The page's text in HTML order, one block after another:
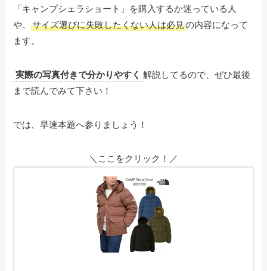
「キャンプシェラショート」を購入するか迷っている人
や、サイズ選びに失敗したくない人は必見の内容になって
ます。
実際の写真付きで分かりやすく 解説してるので、ぜひ最後
まで読んでみて下さい！
では、早速本題へ参りましょう！
＼ここをクリック！／